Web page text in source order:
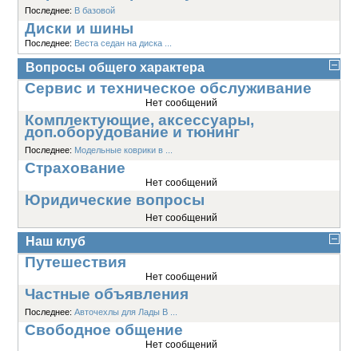
Последнее: В базовой
Диски и шины
Последнее: Веста седан на диска ...
Вопросы общего характера
Сервис и техническое обслуживание
Нет сообщений
Комплектующие, аксессуары,
доп.оборудование и тюнинг
Последнее: Модельные коврики в ...
Страхование
Нет сообщений
Юридические вопросы
Нет сообщений
Наш клуб
Путешествия
Нет сообщений
Частные объявления
Последнее: Авточехлы для Лады В ...
Свободное общение
Нет сообщений